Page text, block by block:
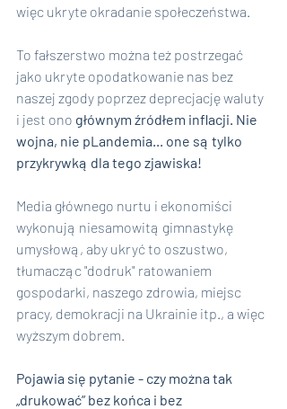
więc ukryte okradanie społeczeństwa.
To fałszerstwo można też postrzegać
jako ukryte opodatkowanie nas bez
naszej zgody poprzez deprecjację waluty
i jest ono głównym źródłem inflacji. Nie
wojna, nie pLandemia... one są tylko
przykrywką dla tego zjawiska!
Media głównego nurtu i ekonomiści
wykonują niesamowitą gimnastykę
umysłową, aby ukryć to oszustwo,
tłumacząc "dodruk" ratowaniem
gospodarki, naszego zdrowia, miejsc
pracy, demokracji na Ukrainie itp., a więc
wyższym dobrem.
Pojawia się pytanie - czy można tak
„drukować” bez końca i bez